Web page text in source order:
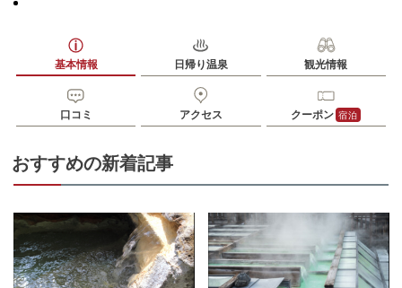
基本情報 日帰り温泉 観光情報
口コミ アクセス クーポン 宿泊
おすすめの新着記事